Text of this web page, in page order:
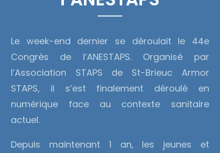
Le week-end dernier se déroulait le 44e
Congrès de l’ANESTAPS. Organisé par
l’Association STAPS de St-Brieuc Armor
STAPS, il s’est finalement déroulé en
numérique face au contexte sanitaire
actuel.
Depuis maintenant 1 an, les jeunes et